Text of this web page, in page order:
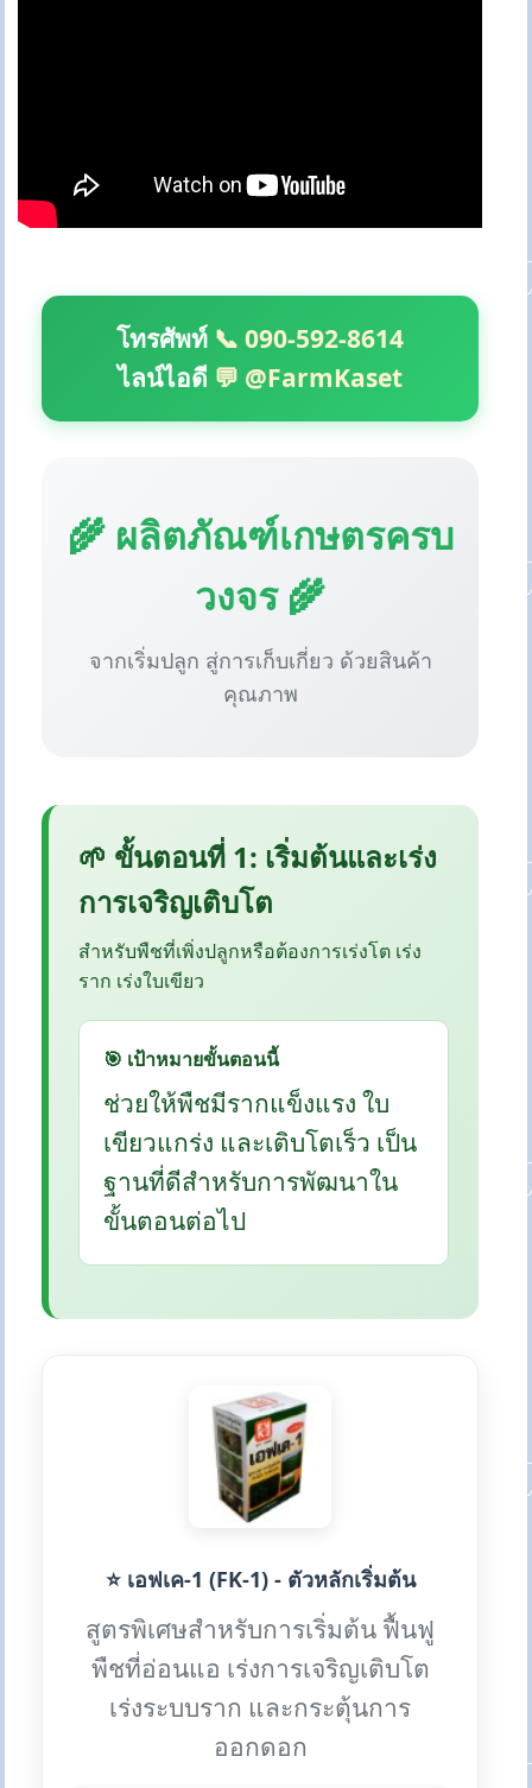
โทรศัพท์ 📞 090-592-8614
ไลน์ไอดี 💬 @FarmKaset
🌾 ผลิตภัณฑ์เกษตรครบ
วงจร 🌾
จากเริ่มปลูก สู่การเก็บเกี่ยว ด้วยสินค้า
คุณภาพ
🌱 ขั้นตอนที่ 1: เริ่มต้นและเร่ง
การเจริญเติบโต
สำหรับพืชที่เพิ่งปลูกหรือต้องการเร่งโต เร่ง
ราก เร่งใบเขียว
🎯 เป้าหมายขั้นตอนนี้
ช่วยให้พืชมีรากแข็งแรง ใบ
เขียวแกร่ง และเติบโตเร็ว เป็น
ฐานที่ดีสำหรับการพัฒนาใน
ขั้นตอนต่อไป
⭐ เอฟเค-1 (FK-1) - ตัวหลักเริ่มต้น
สูตรพิเศษสำหรับการเริ่มต้น ฟื้นฟู
พืชที่อ่อนแอ เร่งการเจริญเติบโต
เร่งระบบราก และกระตุ้นการ
ออกดอก